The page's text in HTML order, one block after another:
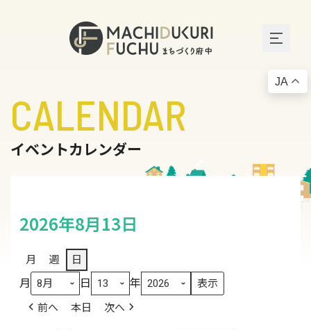
CALENDAR
イベントカレンダー
2026年8月13日
月 週 日
月 日 年
前へ 本日 次へ
JA